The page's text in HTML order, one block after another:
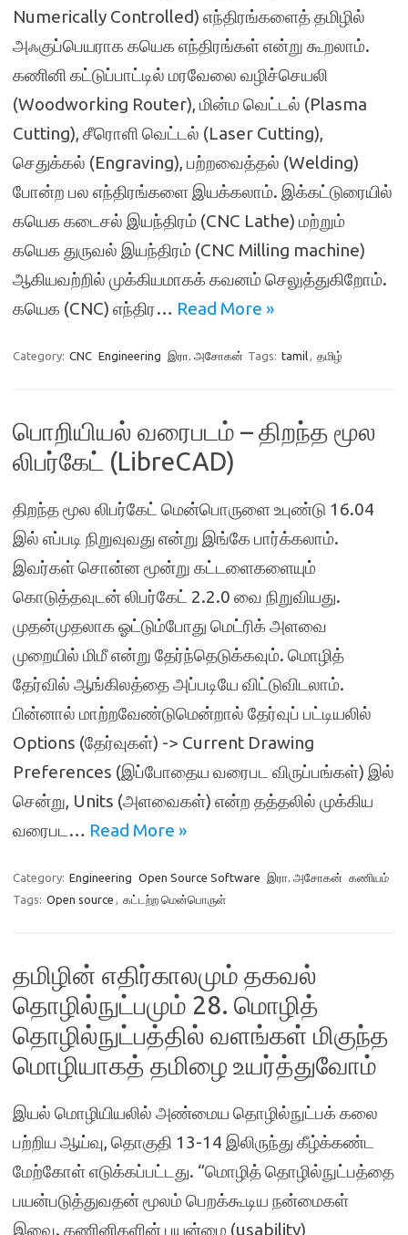
Numerically Controlled) எந்திரங்களைத் தமிழில்
அஃகுப்பெயராக கயெக எந்திரங்கள் என்று கூறலாம்.
கணினி கட்டுப்பாட்டில் மரவேலை வழிச்செயலி
(Woodworking Router), மின்ம வெட்டல் (Plasma
Cutting), சீரொளி வெட்டல் (Laser Cutting),
செதுக்கல் (Engraving), பற்றவைத்தல் (Welding)
போன்ற பல எந்திரங்களை இயக்கலாம். இக்கட்டுரையில்
கயெக கடைசல் இயந்திரம் (CNC Lathe) மற்றும்
கயெக துருவல் இயந்திரம் (CNC Milling machine)
ஆகியவற்றில் முக்கியமாகக் கவனம் செலுத்துகிறோம்.
கயெக (CNC) எந்திர… Read More »
Category: CNC Engineering இரா. அசோகன் Tags: tamil, தமிழ்
பொறியியல் வரைபடம் – திறந்த மூல
லிபர்கேட் (LibreCAD)
திறந்த மூல லிபர்கேட் மென்பொருளை உபுண்டு 16.04
இல் எப்படி நிறுவுவது என்று இங்கே பார்க்கலாம்.
இவர்கள் சொன்ன மூன்று கட்டளைகளையும்
கொடுத்தவுடன் லிபர்கேட் 2.2.0 வை நிறுவியது.
முதன்முதலாக ஓட்டும்போது மெட்ரிக் அளவை
முறையில் மிமீ என்று தேர்ந்தெடுக்கவும். மொழித்
தேர்வில் ஆங்கிலத்தை அப்படியே விட்டுவிடலாம்.
பின்னால் மாற்றவேண்டுமென்றால் தேர்வுப் பட்டியலில்
Options (தேர்வுகள்) -> Current Drawing
Preferences (இப்போதைய வரைபட விருப்பங்கள்) இல்
சென்று, Units (அளவைகள்) என்ற தத்தலில் முக்கிய
வரைபட… Read More »
Category: Engineering Open Source Software இரா. அசோகன் கணியம்
Tags: Open source , கட்டற்ற மென்பொருள்
தமிழின் எதிர்காலமும் தகவல்
தொழில்நுட்பமும் 28. மொழித்
தொழில்நுட்பத்தில் வளங்கள் மிகுந்த
மொழியாகத் தமிழை உயர்த்துவோம்
இயல் மொழியியலில் அண்மைய தொழில்நுட்பக் கலை
பற்றிய ஆய்வு, தொகுதி 13-14 இலிருந்து கீழ்க்கண்ட
மேற்கோள் எடுக்கப்பட்டது. “மொழித் தொழில்நுட்பத்தை
பயன்படுத்துவதன் மூலம் பெறக்கூடிய நன்மைகள்
இவை. கணினிகளின் பயன்மை (usability)